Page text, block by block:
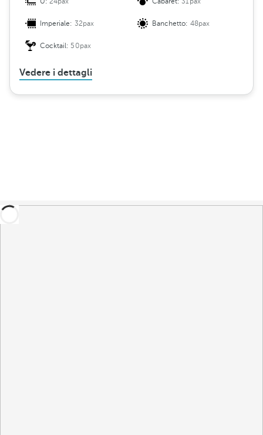
Imperiale: 32pax Banchetto: 48pax
Cocktail: 50pax
Vedere i dettagli